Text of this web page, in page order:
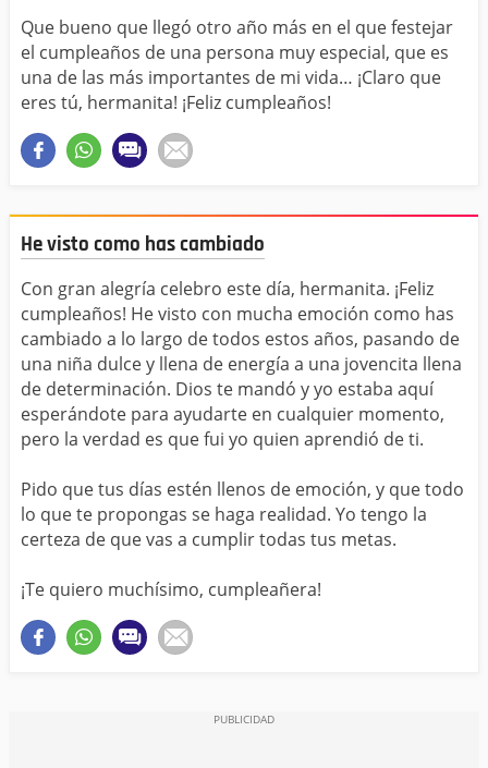
Que bueno que llegó otro año más en el que festejar
el cumpleaños de una persona muy especial, que es
una de las más importantes de mi vida… ¡Claro que
eres tú, hermanita! ¡Feliz cumpleaños!
He visto como has cambiado
Con gran alegría celebro este día, hermanita. ¡Feliz
cumpleaños! He visto con mucha emoción como has
cambiado a lo largo de todos estos años, pasando de
una niña dulce y llena de energía a una jovencita llena
de determinación. Dios te mandó y yo estaba aquí
esperándote para ayudarte en cualquier momento,
pero la verdad es que fui yo quien aprendió de ti.
Pido que tus días estén llenos de emoción, y que todo
lo que te propongas se haga realidad. Yo tengo la
certeza de que vas a cumplir todas tus metas.
¡Te quiero muchísimo, cumpleañera!